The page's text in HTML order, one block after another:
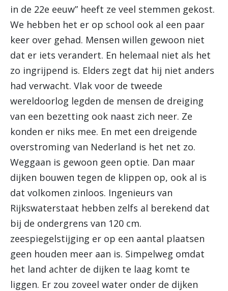
in de 22e eeuw” heeft ze veel stemmen gekost.
We hebben het er op school ook al een paar
keer over gehad. Mensen willen gewoon niet
dat er iets verandert. En helemaal niet als het
zo ingrijpend is. Elders zegt dat hij niet anders
had verwacht. Vlak voor de tweede
wereldoorlog legden de mensen de dreiging
van een bezetting ook naast zich neer. Ze
konden er niks mee. En met een dreigende
overstroming van Nederland is het net zo.
Weggaan is gewoon geen optie. Dan maar
dijken bouwen tegen de klippen op, ook al is
dat volkomen zinloos. Ingenieurs van
Rijkswaterstaat hebben zelfs al berekend dat
bij de ondergrens van 120 cm.
zeespiegelstijging er op een aantal plaatsen
geen houden meer aan is. Simpelweg omdat
het land achter de dijken te laag komt te
liggen. Er zou zoveel water onder de dijken